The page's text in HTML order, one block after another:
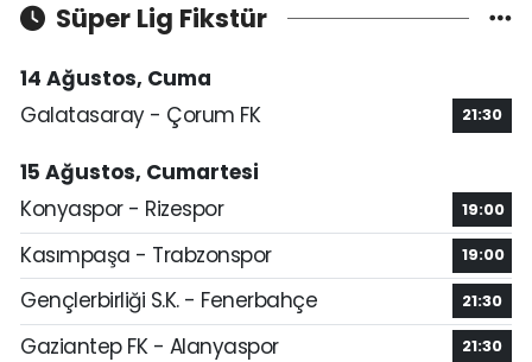
Süper Lig Fikstür
14 Ağustos, Cuma
Galatasaray - Çorum FK
21:30
15 Ağustos, Cumartesi
Konyaspor - Rizespor
19:00
Kasımpaşa - Trabzonspor 19:00
Gençlerbirliği S.K. - Fenerbahçe 21:30
Gaziantep FK - Alanyaspor 21:30